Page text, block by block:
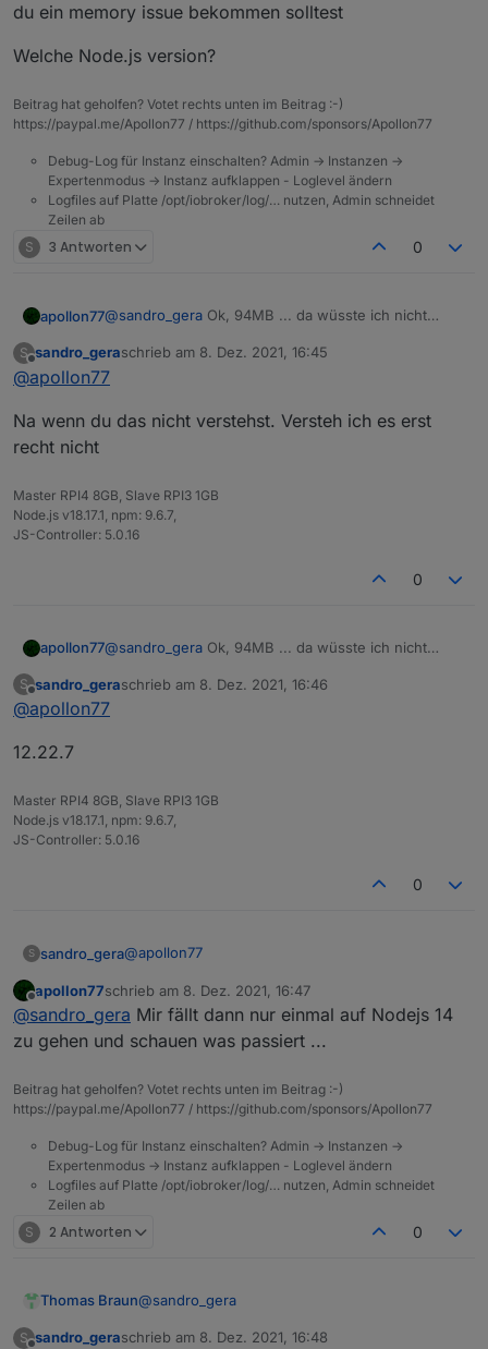
du ein memory issue bekommen solltest
Welche Node.js version?
Beitrag hat geholfen? Votet rechts unten im Beitrag :-)
https://paypal.me/Apollon77 / https://github.com/sponsors/Apollon77
Debug-Log für Instanz einschalten? Admin -> Instanzen ->
Expertenmodus -> Instanz aufklappen - Loglevel ändern
Logfiles auf Platte /opt/iobroker/log/… nutzen, Admin schneidet
Zeilen ab
S 3 Antworten 0
apollon77@sandro_gera Ok, 94MB ... da wüsste ich nicht
Welche Node.js version?
S
Offline
sandro_geraschrieb am 8. Dez. 2021, 16:45
zuletzt editiert von
@apollon77
Na wenn du das nicht verstehst. Versteh ich es erst
recht nicht
Master RPI4 8GB, Slave RPI3 1GB
Node.js v18.17.1, npm: 9.6.7,
JS-Controller: 5.0.16
0
apollon77@sandro_gera Ok, 94MB ... da wüsste ich nicht
Welche Node.js version?
S
Offline
sandro_geraschrieb am 8. Dez. 2021, 16:46
zuletzt editiert von
@apollon77
12.22.7
Master RPI4 8GB, Slave RPI3 1GB
Node.js v18.17.1, npm: 9.6.7,
JS-Controller: 5.0.16
0
S sandro_gera@apollon77
12.22.7
Offline
apollon77schrieb am 8. Dez. 2021, 16:47
zuletzt editiert von
@sandro_gera Mir fällt dann nur einmal auf Nodejs 14
zu gehen und schauen was passiert ...
Beitrag hat geholfen? Votet rechts unten im Beitrag :-)
https://paypal.me/Apollon77 / https://github.com/sponsors/Apollon77
Debug-Log für Instanz einschalten? Admin -> Instanzen ->
Expertenmodus -> Instanz aufklappen - Loglevel ändern
Logfiles auf Platte /opt/iobroker/log/… nutzen, Admin schneidet
Zeilen ab
S 2 Antworten 0
Thomas Braun@sandro_gera
Hast du nicht von update/upgrade gesprochen?
S sandro_geraschrieb am 8. Dez. 2021, 16:48